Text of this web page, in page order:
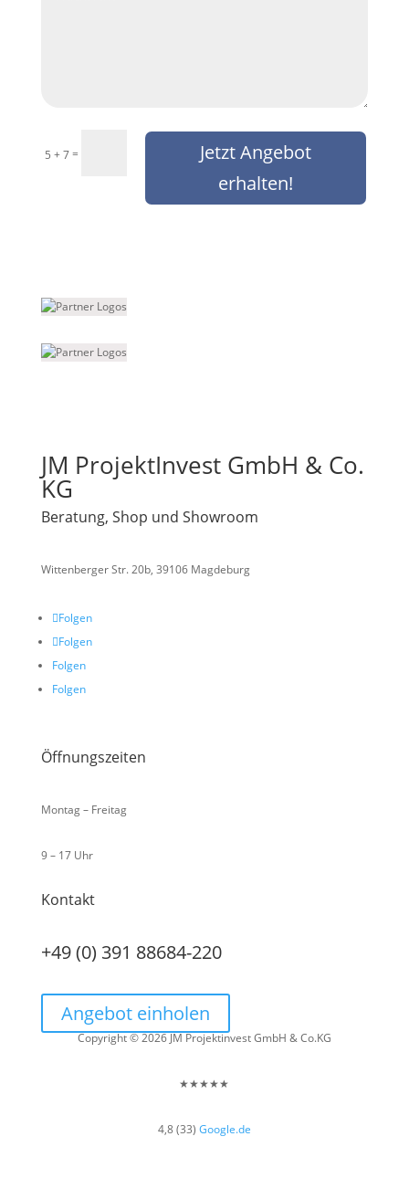
5 + 7=
Jetzt Angebot
erhalten!
JM ProjektInvest GmbH & Co.
KG
Beratung, Shop und Showroom
Wittenberger Str. 20b, 39106 Magdeburg
Folgen
Folgen
Folgen
Folgen
Öffnungszeiten
Montag – Freitag
9 – 17 Uhr
Kontakt
+49 (0) 391 88684-220
Angebot einholen
Copyright © 2026 JM Projektinvest GmbH & Co.KG
★★★★★
4,8 (33) Google.de